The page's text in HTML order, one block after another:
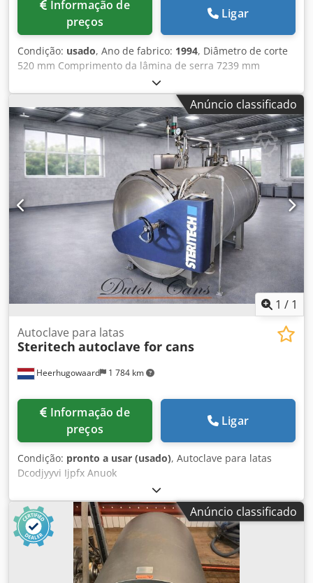
preços
Ligar
Condição: usado, Ano de fabrico: 1994, Diâmetro de corte
520 mm Comprimento da lâmina de serra 7239 mm
Largura de corte 1,3 mm Dodewm Rm Ijpfx Anueck
Controle POSIMOD Área de corte quadrada 520 x 520 mm
Comprimento de alimentação 500 mm Comprimento de
alimentação múltiplo de 4500 mm Menor comprimento de
seção 6 mm Comprimento restante da peça mín./máx.
10/100 milímetros Velocidade de corte 20 - 130 m/min
Dimensões da serra 7239 x 50 x 1,3 mm Motor de serra 5,5
kW Requisito total de potência 10,0 kW Peso da máquina
aprox. 3,8 toneladas Dimensões da máquina C x L x A 3,42
x 2,30 x 2,40 m - Guiado por 2 colunas - Acessórios:
Transportador de rolos de alimentação de 2500 mm de
comprimento, transportador de cavacos, sistema de
Anúncio classificado
1 / 1
Heerhugowaard 1 784 km
Autoclave para latas
Steritech autoclave for cans
preços
Ligar
Condição: pronto a usar (usado), Autoclave para latas
Dcodjyyvi Ijpfx Anuok
Anúncio classificado